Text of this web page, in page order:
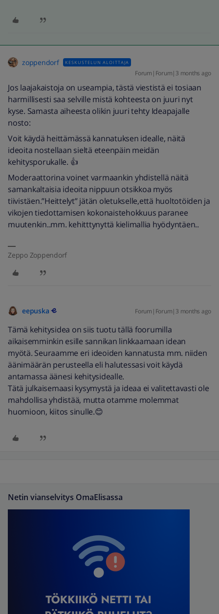
zoppendorf KESKUSTELUN ALOITTAJA
Forum|Forum|3 months ago
Jos laajakaistoja on useampia, tästä viestistä ei tosiaan
harmillisesti saa selville mistä kohteesta on juuri nyt
kyse. Samasta aiheesta olikin juuri tehty Ideapajalle
nosto:
Voit käydä heittämässä kannatuksen idealle, näitä
ideoita nostellaan sieltä eteenpäin meidän
kehitysporukalle. 👍
Moderaattorina voinet varmaankin yhdistellä näitä
samankaltaisia ideoita nippuun otsikkoa myös
tiivistäen.”Heittelyt” jätän oletukselle,että huoltotöiden ja
vikojen tiedottamisen kokonaistehokkuus paranee
muutenkin..mm. kehitttynyttä kielimallia hyödyntäen..
Zeppo Zoppendorf
eepuska Forum|Forum|3 months ago
Tämä kehitysidea on siis tuotu tällä foorumilla
aikaisemminkin esille sannikan linkkaamaan idean
myötä. Seuraamme eri ideoiden kannatusta mm. niiden
äänimäärän perusteella eli halutessasi voit käydä
antamassa äänesi kehitysidealle.
Tätä julkaisemaasi kysymystä ja ideaa ei valitettavasti ole
mahdollisa yhdistää, mutta otamme molemmat
huomioon, kiitos sinulle.😊
Netin vianselvitys OmaElisassa